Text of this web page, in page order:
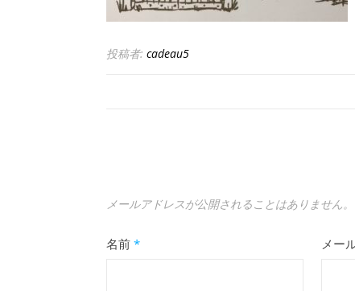
投稿者: cadeau5
メールアドレスが公開されることはありません。
名前 * メー